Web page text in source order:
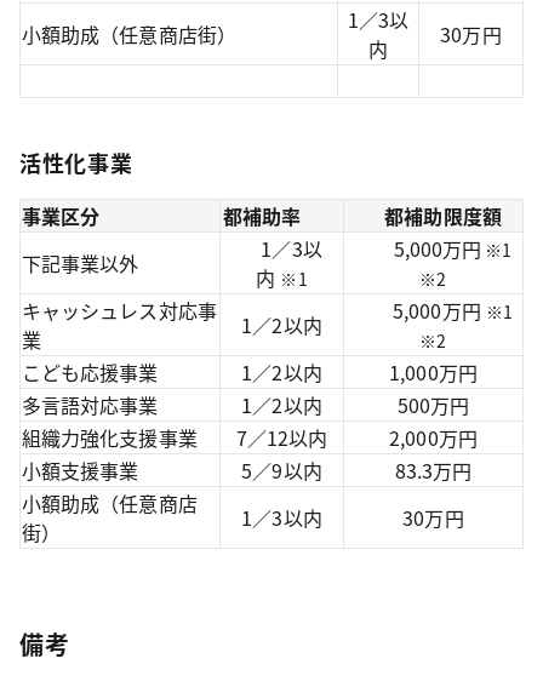
小額助成（任意商店街）
1／3以
内
30万円
活性化事業
事業区分 都補助率
都補助限度額
下記事業以外
1／3以
内 ※1
5,000万円 ※1
※2
キャッシュレス対応事
業
1／2以内 5,000万円 ※1
※2
こども応援事業 1／2以内
1,000万円
多言語対応事業
1／2以内
500万円
組織力強化支援事業
7／12以内
2,000万円
小額支援事業
5／9以内
83.3万円
小額助成（任意商店
街）
1／3以内 30万円
備考